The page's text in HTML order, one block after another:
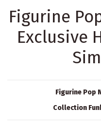
Figurine
Exclusive
Figurine Pop
Collection